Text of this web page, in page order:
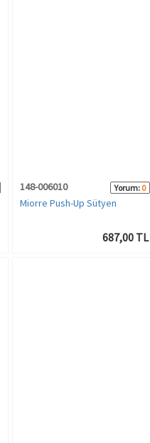
148-006010 Yorum: 0
Miorre Push-Up Sütyen
687,00 TL